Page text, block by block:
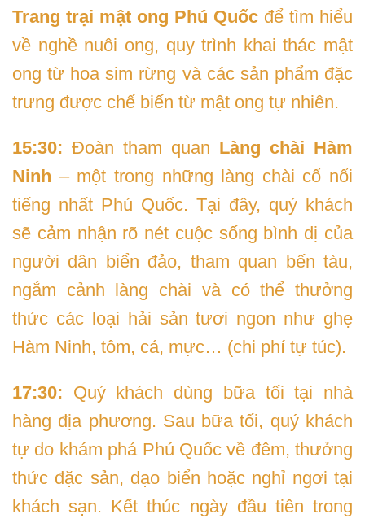
Trang trại mật ong Phú Quốc để tìm hiểu
về nghề nuôi ong, quy trình khai thác mật
ong từ hoa sim rừng và các sản phẩm đặc
trưng được chế biến từ mật ong tự nhiên.
15:30: Đoàn tham quan Làng chài Hàm
Ninh – một trong những làng chài cổ nổi
tiếng nhất Phú Quốc. Tại đây, quý khách
sẽ cảm nhận rõ nét cuộc sống bình dị của
người dân biển đảo, tham quan bến tàu,
ngắm cảnh làng chài và có thể thưởng
thức các loại hải sản tươi ngon như ghẹ
Hàm Ninh, tôm, cá, mực… (chi phí tự túc).
17:30: Quý khách dùng bữa tối tại nhà
hàng địa phương. Sau bữa tối, quý khách
tự do khám phá Phú Quốc về đêm, thưởng
thức đặc sản, dạo biển hoặc nghỉ ngơi tại
khách sạn. Kết thúc ngày đầu tiên trong